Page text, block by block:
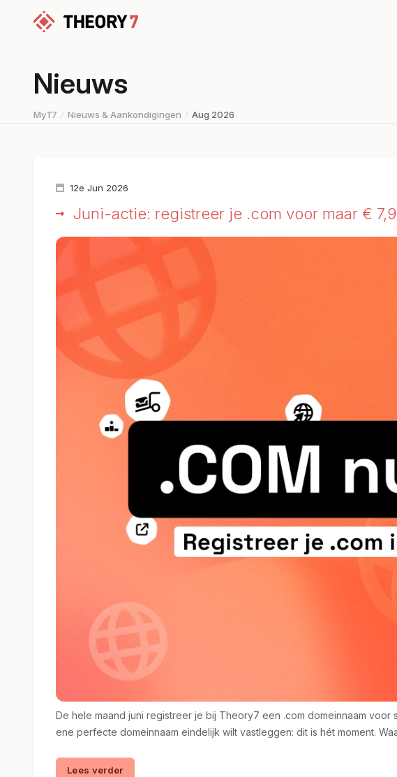
Nieuws
MyT7 Nieuws & Aankondigingen Aug 2026
12e Jun 2026
Juni-actie: registreer je .com voor maar €
De hele maand juni registreer je bij Theory7 een .com domeinnaam
ene perfecte domeinnaam eindelijk wilt vastleggen: dit is hét moment.
Lees verder